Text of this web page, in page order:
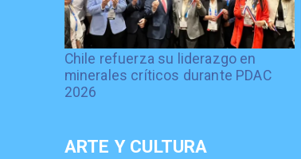
Chile refuerza su liderazgo en
minerales críticos durante PDAC
2026
ARTE Y CULTURA